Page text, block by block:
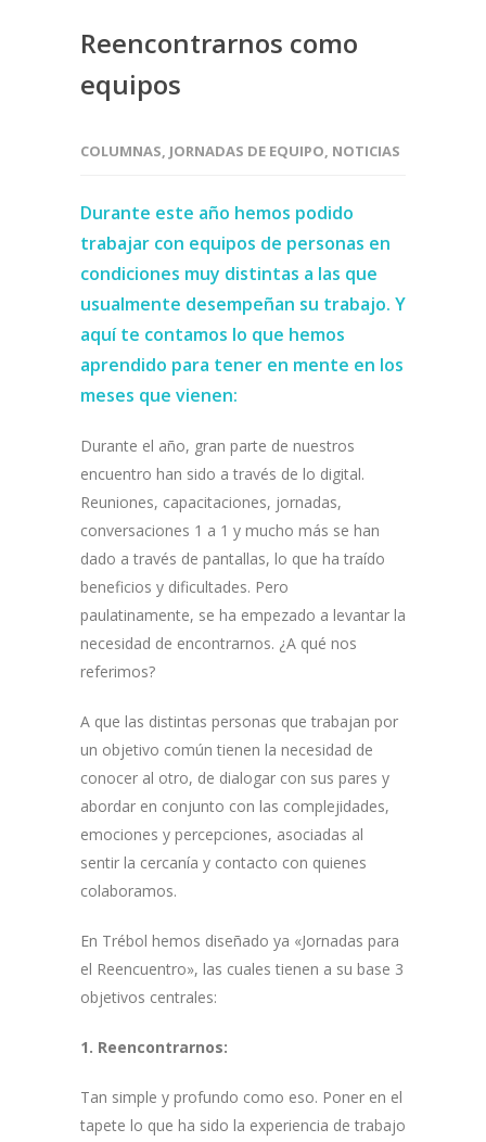
Reencontrarnos como
equipos
COLUMNAS, JORNADAS DE EQUIPO, NOTICIAS
Durante este año hemos podido
trabajar con equipos de personas en
condiciones muy distintas a las que
usualmente desempeñan su trabajo. Y
aquí te contamos lo que hemos
aprendido para tener en mente en los
meses que vienen:
Durante el año, gran parte de nuestros
encuentro han sido a través de lo digital.
Reuniones, capacitaciones, jornadas,
conversaciones 1 a 1 y mucho más se han
dado a través de pantallas, lo que ha traído
beneficios y dificultades. Pero
paulatinamente, se ha empezado a levantar la
necesidad de encontrarnos. ¿A qué nos
referimos?
A que las distintas personas que trabajan por
un objetivo común tienen la necesidad de
conocer al otro, de dialogar con sus pares y
abordar en conjunto con las complejidades,
emociones y percepciones, asociadas al
sentir la cercanía y contacto con quienes
colaboramos.
En Trébol hemos diseñado ya «Jornadas para
el Reencuentro», las cuales tienen a su base 3
objetivos centrales:
1. Reencontrarnos:
Tan simple y profundo como eso. Poner en el
tapete lo que ha sido la experiencia de trabajo